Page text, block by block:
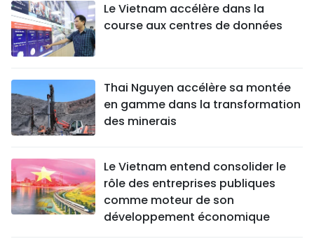
Le Vietnam accélère dans la
course aux centres de données
Thai Nguyen accélère sa montée
en gamme dans la transformation
des minerais
Le Vietnam entend consolider le
rôle des entreprises publiques
comme moteur de son
développement économique